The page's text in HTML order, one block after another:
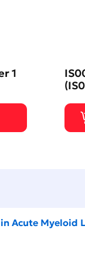
1
Acute Myeloid